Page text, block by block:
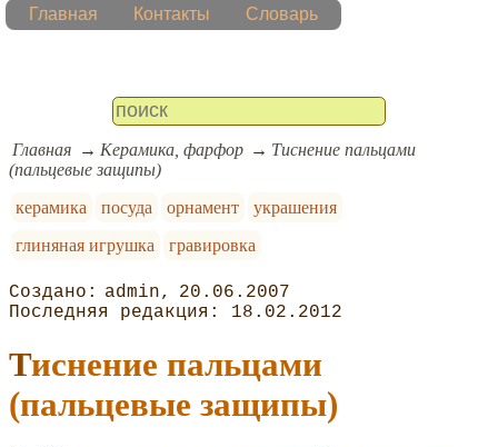
Главная Контакты Словарь
Главная Керамика, фарфор
Тиснение пальцами
(пальцевые защипы)
керамика
посуда орнамент
украшения
глиняная игрушка
гравировка
admin
20.06.2007
18.02.2012
Тиснение пальцами
(пальцевые защипы)